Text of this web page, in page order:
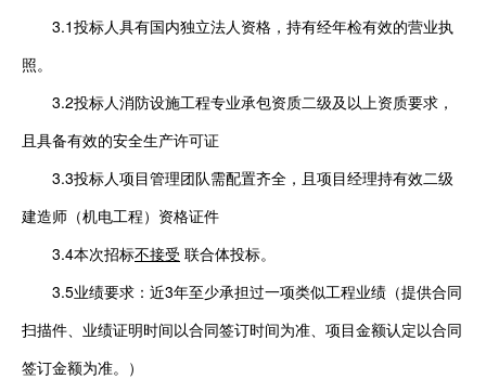
3.1投标人具有国内独立法人资格 ，持有经年检有效的营业执
照。
3.2投标人消防设施工程专业承包资质二级及以上资质要求，
且具备有效的安全生产许可证
3.3投标人项目管理团队需配置齐全，且项目经理持有效二级
建造师（机电工程）资格证件
3.4本次招标不接受 联合体投标。
3.5业绩要求：近3年至少承担过一项类似工程业绩（提供合同
扫描件、业绩证明时间以合同签订时间为准、项目金额认定以合同
签订金额为准。）